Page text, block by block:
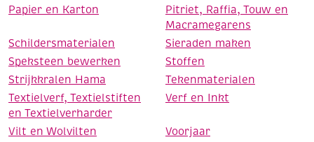
Papier en Karton
Pitriet, Raffia, Touw en
Macramegarens
Schildersmaterialen
Sieraden maken
Speksteen bewerken
Stoffen
Strijkkralen Hama
Tekenmaterialen
Textielverf, Textielstiften
en Textielverharder
Verf en Inkt
Vilt en Wolvilten
Voorjaar